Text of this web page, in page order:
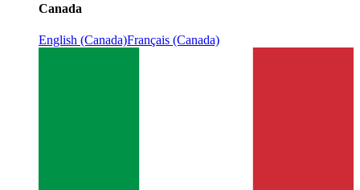
Canada
English (Canada)Français (Canada)